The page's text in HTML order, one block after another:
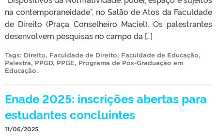
na contemporaneidade”, no Salão de Atos da Faculdade
de Direito (Praça Conselheiro Maciel). Os palestrantes
desenvolvem pesquisas no campo da […]
Tags: Direito, Faculdade de Direito, Faculdade de Educação,
Palestra, PPGD, PPGE, Programa de Pós-Graduação em
Educação.
Enade 2025: inscrições abertas para
estudantes concluintes
11/06/2025